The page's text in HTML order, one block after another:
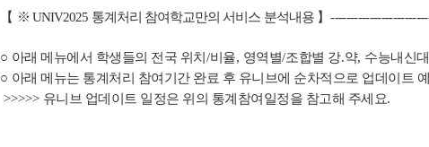
【 ※ UNIV2025 통계처리 참여학교만의 서비스 분석내용 】
○ 아래 메뉴에서 학생들의 전국 위치 /비율, 영역별/조합별 강.약, 수능내신
○ 아래 메뉴는 통계처리 참여기간 완료 후 유니브에 순차적으로 업데이트
>>>>> 유니브 업데이트 일정은 위의 통계참여일정을 참고해 주세요.